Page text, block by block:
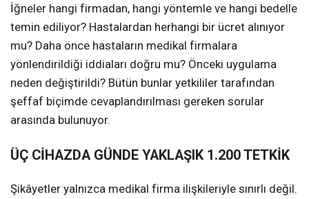
İğneler hangi firmadan, hangi yöntemle ve hangi bedelle
temin ediliyor? Hastalardan herhangi bir ücret alınıyor
mu? Daha önce hastaların medikal firmalara
yönlendirildiği iddiaları doğru mu? Önceki uygulama
neden değiştirildi? Bütün bunlar yetkililer tarafından
şeffaf biçimde cevaplandırılması gereken sorular
arasında bulunuyor.
ÜÇ CİHAZDA GÜNDE YAKLAŞIK 1.200 TETKİK
Şikâyetler yalnızca medikal firma ilişkileriyle sınırlı değil.